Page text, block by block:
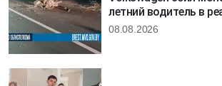
летний водитель в
08.08.2026